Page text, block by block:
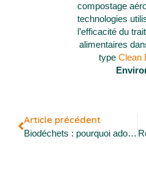
compostage
technologies
l’efficacité du
alimentaires
type Clean
Article précédent
Biodéchets : pourquoi adopter un digesteur ?